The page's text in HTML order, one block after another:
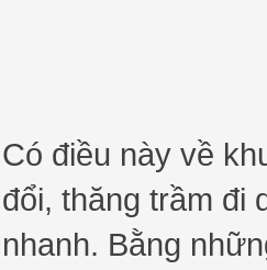
Có điều này về
đổi, thăng trầm đi
nhanh. Bằng